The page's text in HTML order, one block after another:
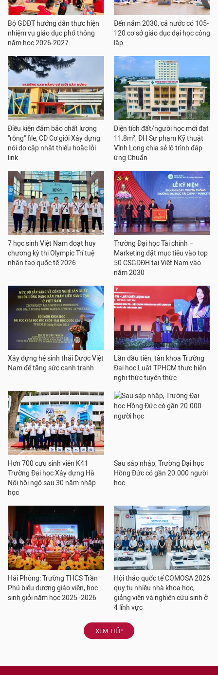
Bộ GDĐT hướng dẫn thực hiện
nhiệm vụ giáo dục phổ thông
năm học 2026-2027
Đến năm 2030, cả nước có 105-
120 cơ sở giáo dục đại học công
lập
Điều kiện đảm bảo chất lượng
"rỗng" file, CĐ Cơ giới Xây dựng
nói do cập nhật thiếu hoặc lỗi
link
Diện tích đất/người học mới đạt
11,8m², ĐH Sư phạm Kỹ thuật
Vĩnh Long chia sẻ lộ trình đáp
ứng Chuẩn
7 học sinh Việt Nam đoạt huy
chương kỳ thi Olympic Trí tuệ
nhân tạo quốc tế 2026
Trường Đại học Tài chính –
Marketing đặt mục tiêu vào top
50 CSGDĐH tại Việt Nam vào
năm 2030
Xây dựng hệ sinh thái Dược Việt
Nam để tăng sức cạnh tranh
Lần đầu tiên, tân khoa Trường
Đại học Luật TPHCM thực hiện
nghi thức tuyên thức
Hơn 700 cựu sinh viên K41
Trường Đại học Xây dựng Hà
Nội hội ngộ sau 30 năm nhập
học
Sau sáp nhập, Trường Đại học
Hồng Đức có gần 20.000 người
học
Hải Phòng: Trường THCS Trần
Phú biểu dương giáo viên, học
sinh giỏi năm học 2025 -2026
Hội thảo quốc tế COMOSA 2026
quy tụ nhiều nhà khoa học,
giảng viên và nghiên cứu sinh ở
4 lĩnh vực
XEM TIẾP